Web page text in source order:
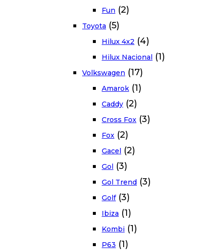
Fun (2)
Toyota (5)
Hilux 4x2 (4)
Hilux Nacional (1)
Volkswagen (17)
Amarok (1)
Caddy (2)
Cross Fox (3)
Fox (2)
Gacel (2)
Gol (3)
Gol Trend (3)
Golf (3)
Ibiza (1)
Kombi (1)
P63 (1)